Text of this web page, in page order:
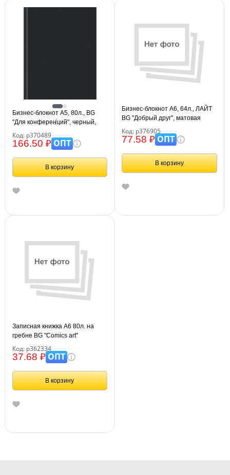
Бизнес-блокнот А5, 80л., BG
"Для конференций", черный,
Код: р370489
166.50 ₽ОПТ
В корзину
Бизнес-блокнот А6, 64л., ЛАЙТ
BG "Добрый друг", матовая
Код: р376905
77.58 ₽ОПТ
В корзину
Записная книжка А6 80л. на
гребне BG "Comics art"
Код: р362334
37.68 ₽ОПТ
В корзину